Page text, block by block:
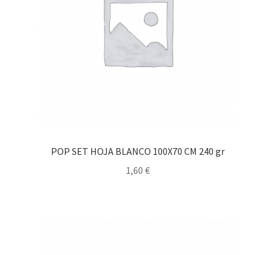
POP SET HOJA BLANCO 100X70 CM 240 gr
1,60 €